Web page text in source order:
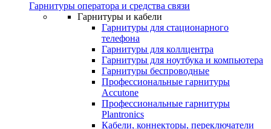
Гарнитуры оператора и средства связи
Гарнитуры и кабели
Гарнитуры для стационарного
телефона
Гарнитуры для коллцентра
Гарнитуры для ноутбука и компьютера
Гарнитуры беспроводные
Профессиональные гарнитуры
Accutone
Профессиональные гарнитуры
Plantronics
Кабели, коннекторы, переключатели